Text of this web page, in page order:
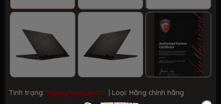
Tình trạng: Ngừng kinh doanh | Loại: Hãng chính hãng